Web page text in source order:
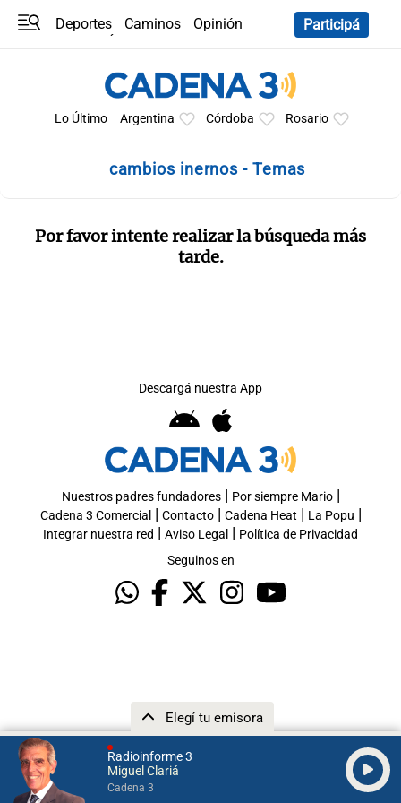
Radioinforme 3
Miguel Clariá
Cadena 3
Elegí tu emisora
Deportes Caminos
Opinión
Participá
Lo Último Argentina Córdoba Rosario
cambios inernos - Temas
Por favor intente realizar la búsqueda más
tarde.
Descargá nuestra App
Nuestros padres fundadores| Por siempre Mario|
Cadena 3 Comercial | Contacto| Cadena Heat | La Popu |
Integrar nuestra red | Aviso Legal | Política de Privacidad
Seguinos en